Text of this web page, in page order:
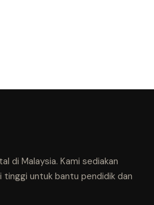
di Malaysia. Kami sediakan
untuk bantu pendidik dan